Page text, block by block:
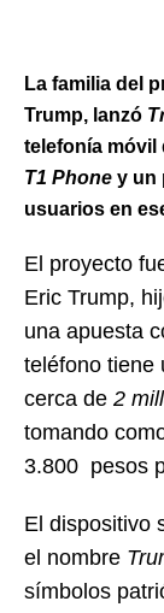
La familia del
Trump, lanzó
telefonía móvil
T1 Phone y un
usuarios en
El proyecto
Eric Trump,
una apuesta
teléfono tiene
cerca de 2
tomando
3.800 pesos
El dispositivo
el nombre
símbolos